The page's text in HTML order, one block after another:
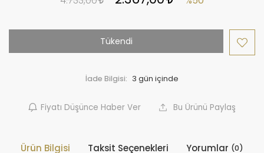
Tükendi
İade Bilgisi:
Fiyatı Düşünce Haber Ver Bu Ürünü Paylaş
Ürün Bilgisi Taksit Seçenekleri Yorumlar (0)